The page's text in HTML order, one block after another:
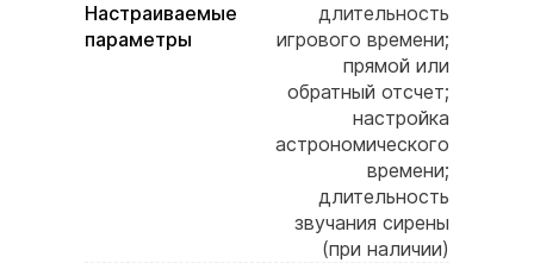
Настраиваемые
параметры
длительность
игрового времени;
прямой или
обратный отсчет;
настройка
астрономического
времени;
длительность
звучания сирены
(при наличии)